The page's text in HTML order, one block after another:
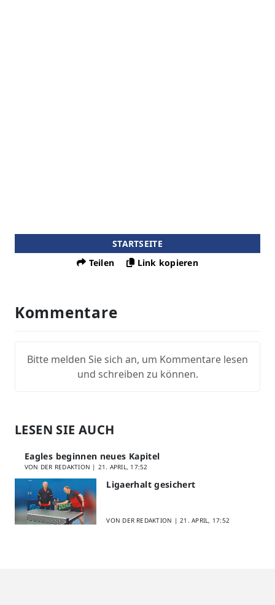
STARTSEITE
Teilen
Link kopieren
Kommentare
Bitte melden Sie sich an, um Kommentare lesen
und schreiben zu können.
LESEN SIE AUCH
Eagles beginnen neues Kapitel
VON DER REDAKTION | 21. APRIL, 17:52
Ligaerhalt gesichert
VON DER REDAKTION |21. APRIL, 17:52